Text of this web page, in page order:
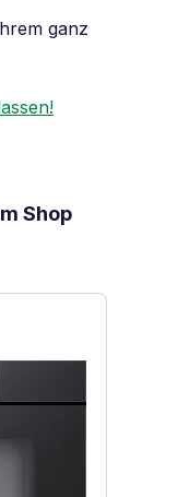
ganz
Shop